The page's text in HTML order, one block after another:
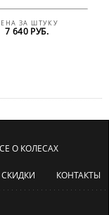
ЗА ШТУКУ
7 640 РУБ.
О КОЛЕСАХ
СКИДКИ КОНТАКТЫ